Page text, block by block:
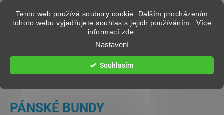
Tento web používá soubory cookie. Dalším procházením
tohoto webu vyjadřujete souhlas s jejich používáním.. Více
informací zde.
Nastavení
Souhlasím
Přejít na obsah
PÁNSKÉ OBLEČENÍ
PÁNSKÉ BUNDY